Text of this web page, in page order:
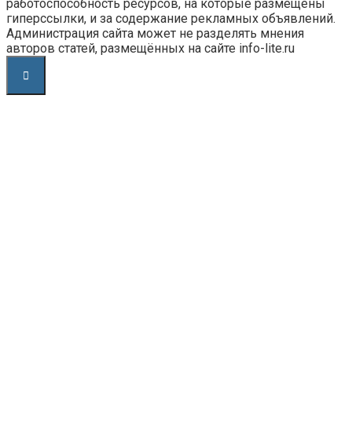
работоспособность ресурсов, на которые размещены
гиперссылки, и за содержание рекламных объявлений.
Администрация сайта может не разделять мнения
авторов статей, размещённых на сайте info-lite.ru